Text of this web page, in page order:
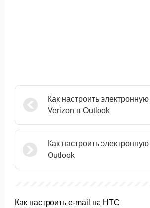
Как настроить электронную
Verizon в Outlook
Как настроить
Outlook
Как настроить e-mail на HTC